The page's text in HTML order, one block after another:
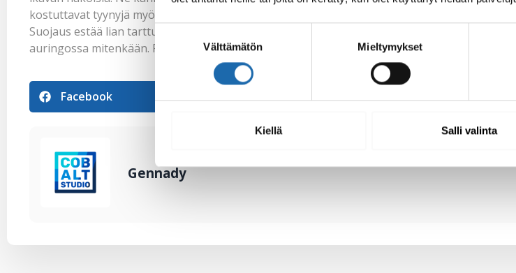
valinta
Välttämätön Mieltymykset
Kiellä Salli valinta
kostuttavat tyynyjä myös terasseilla. Kaikki ulkokalusteiden tekstiilit kannattaa aina suojata
Suojaus estää lian tarttumisen ja myös imurointi on helpompaa. Suojattu tekstiili ei muutu
auringossa mitenkään. Pienen sateen jälkeen suojatut tekstiilit kuivuvat paljon nopeammin
Facebook Pinterest Twitter
Gennady